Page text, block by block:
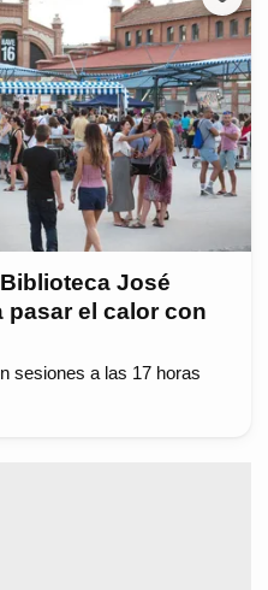
José
pasar el calor con
sesiones a las 17 horas